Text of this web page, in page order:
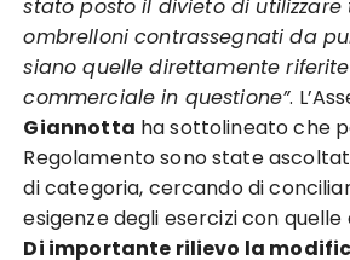
stato posto il divieto di utilizzare
ombrelloni contrassegnati da
siano quelle direttamente riferite
commerciale in questione”.
Giannotta ha sottolineato che
Regolamento sono state
di categoria, cercando di
esigenze degli esercizi con
Di importante rilievo la